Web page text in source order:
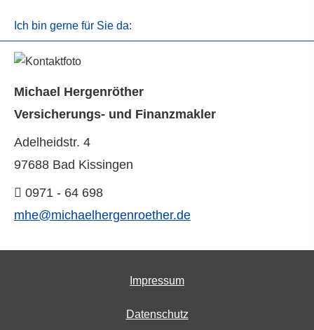
Ich bin gerne für Sie da:
Michael Hergenröther
Versicherungs- und Finanzmakler
Adelheidstr. 4
97688 Bad Kissingen
0971 - 64 698
mhe@michaelhergenroether.de
Impressum
Datenschutz